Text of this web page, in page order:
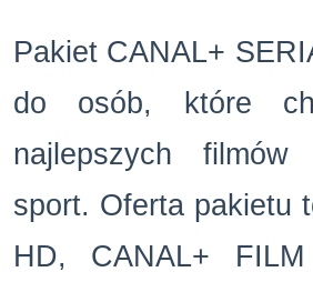
Pakiet CANAL+
do osób, które
najlepszych
sport. Oferta pakietu
HD, CANAL+